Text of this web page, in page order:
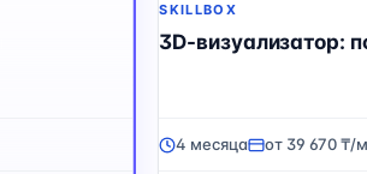
SKILLBOX
3D-визуализатор:
4 месяца от 39 670 ₸/